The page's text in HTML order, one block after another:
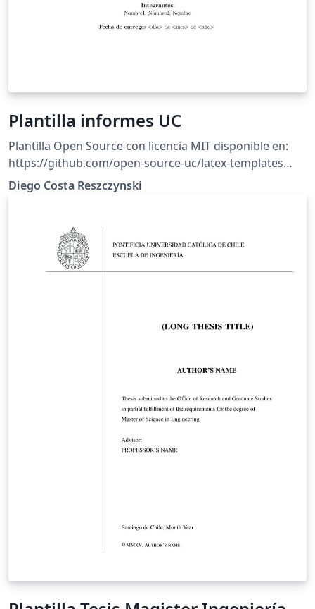
Plantilla informes UC
Plantilla Open Source con licencia MIT disponible en:
https://github.com/open-source-uc/latex-templates
Esta plantilla fue creada de forma minimalista y
documentada para informes de laboratorios y demás.
una serie de comandos. Importante: Compilar en
XeLaTeX y leer el readme.md
Diego Costa Reszczynski